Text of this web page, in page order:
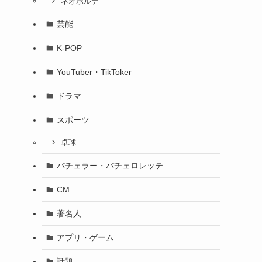
芸能
K-POP
YouTuber・TikToker
ドラマ
スポーツ
卓球
バチェラー・バチェロレッテ
CM
著名人
アプリ・ゲーム